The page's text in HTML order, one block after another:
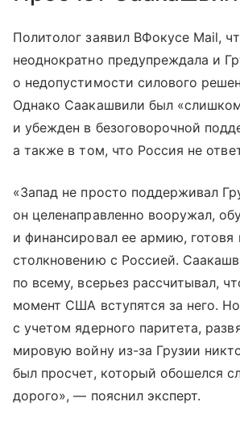
Политолог заявил ВФокусе Mail,
неоднократно предупреждала и
о недопустимости силового
Однако Саакашвили был
и убежден в безоговорочной
а также в том, что Россия не
«Запад не просто поддерживал
он целенаправленно вооружал,
и финансировал ее армию,
столкновению с Россией.
по всему, всерьез рассчитывал,
момент США вступятся за него. Но
с учетом ядерного паритета,
мировую войну из-за Грузии
был просчет, который обошелся
дорого», — пояснил эксперт.